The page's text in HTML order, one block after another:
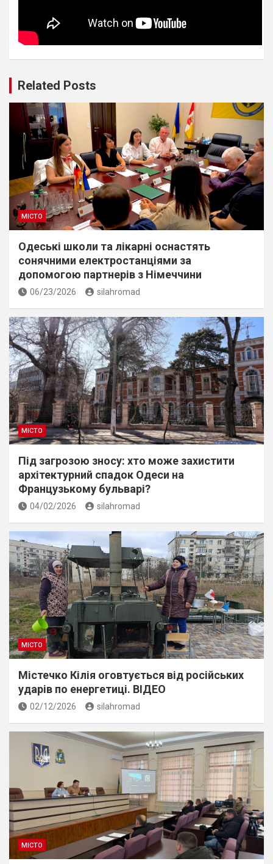
Related Posts
МІСТО
Одеські школи та лікарні оснастять
сонячними електростанціями за
допомогою партнерів з Німеччини
06/23/2026 silahromad
МІСТО
Під загрозою зносу: хто може захистити
архітектурний спадок Одеси на
Французькому бульварі?
04/02/2026 silahromad
МІСТО
Містечко Кілія оговтується від російських
ударів по енергетиці. ВІДЕО
02/12/2026 silahromad
МІСТО